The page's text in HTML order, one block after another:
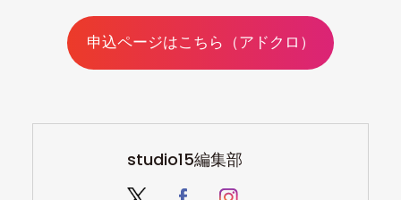
申込ページはこちら（アドクロ）
studio15編集部